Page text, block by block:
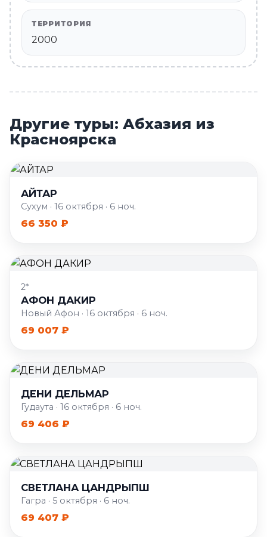
ТЕРРИТОРИЯ
2000
Другие туры: Абхазия из
Красноярска
АЙТАР
Сухум · 16 октября · 6 ноч.
66 350 ₽
2*
АФОН ДАКИР
Новый Афон · 16 октября · 6 ноч.
69 007 ₽
ДЕНИ ДЕЛЬМАР
Гудаута · 16 октября · 6 ноч.
69 406 ₽
СВЕТЛАНА ЦАНДРЫПШ
Гагра · 5 октября · 6 ноч.
69 407 ₽